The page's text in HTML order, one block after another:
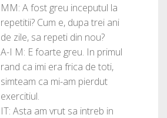
MM: A fost greu inceputul la
repetitii? Cum e, dupa trei ani
de zile, sa repeti din nou?
A-I M: E foarte greu. In primul
rand ca imi era frica de toti,
simteam ca mi-am pierdut
exercitiul.
IT: Asta am vrut sa intreb in